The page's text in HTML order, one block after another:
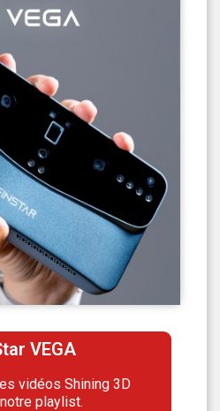
VEGA​
vidéos Shining 3D
playlist.